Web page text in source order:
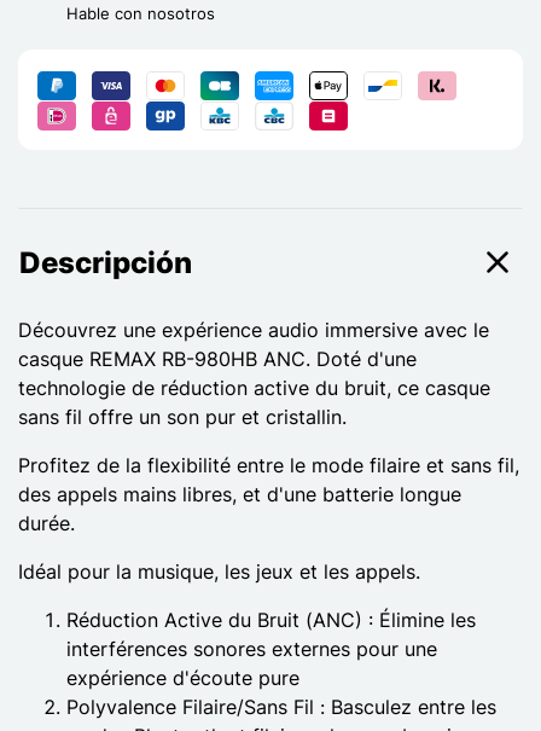
Hable con nosotros
Descripción
Découvrez une expérience audio immersive avec le
casque REMAX RB-980HB ANC. Doté d'une
technologie de réduction active du bruit, ce casque
sans fil offre un son pur et cristallin.
Profitez de la flexibilité entre le mode filaire et sans fil,
des appels mains libres, et d'une batterie longue
durée.
Idéal pour la musique, les jeux et les appels.
Réduction Active du Bruit (ANC) : Élimine les
interférences sonores externes pour une
expérience d'écoute pure
Polyvalence Filaire/Sans Fil : Basculez entre les